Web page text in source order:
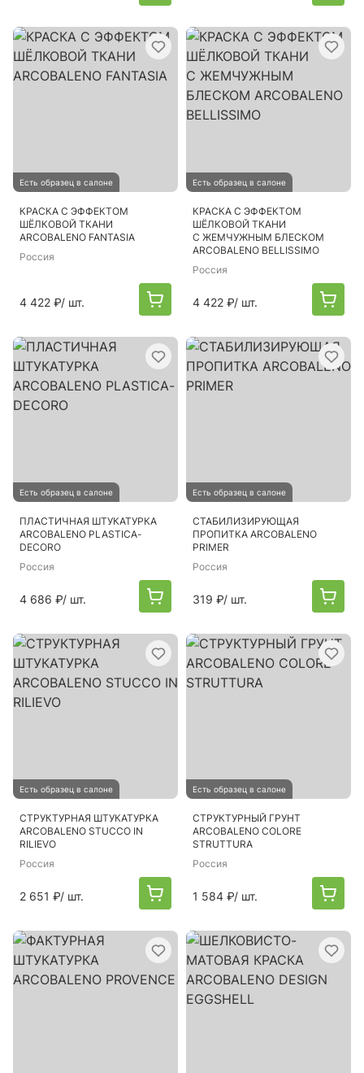
Есть образец в салоне
КРАСКА С ЭФФЕКТОМ
ШЁЛКОВОЙ ТКАНИ
ARCOBALENO FANTASIA
Россия
4 422 ₽/ шт.
Есть образец в салоне
КРАСКА С ЭФФЕКТОМ
ШЁЛКОВОЙ ТКАНИ
С ЖЕМЧУЖНЫМ БЛЕСКОМ
ARCOBALENO BELLISSIMO
Россия
4 422 ₽/ шт.
Есть образец в салоне
ПЛАСТИЧНАЯ ШТУКАТУРКА
ARCOBALENO PLASTICA-
DECORO
Россия
4 686 ₽/ шт.
Есть образец в салоне
СТАБИЛИЗИРУЮЩАЯ
ПРОПИТКА ARCOBALENO
PRIMER
Россия
319 ₽/ шт.
Есть образец в салоне
СТРУКТУРНАЯ ШТУКАТУРКА
ARCOBALENO STUCCO IN
RILIEVO
Россия
2 651 ₽/ шт.
Есть образец в салоне
СТРУКТУРНЫЙ ГРУНТ
ARCOBALENO COLORE
STRUTTURA
Россия
1 584 ₽/ шт.